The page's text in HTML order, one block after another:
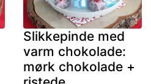
Slikkepinde med
varm chokolade:
mørk chokolade +